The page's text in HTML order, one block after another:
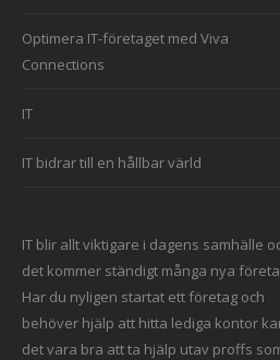
Optimera IT-företaget med Viva
Connections
IT
IT bidrar till en hållbar värld
IT blir allt viktigare i dagens samhälle
det kommer ständigt många nya
Har du nyligen startat ett företag och
behöver hjälp att hitta lediga kontor
det vara bra att ta hjälp utav proffs